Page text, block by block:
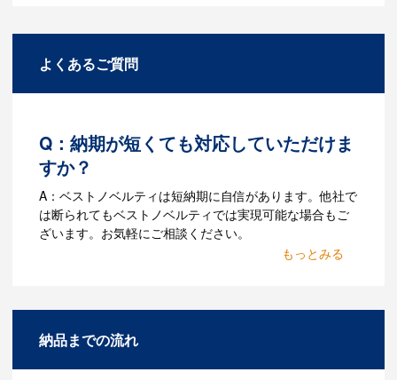
よくあるご質問
Q：納期が短くても対応していただけま
すか？
A：ベストノベルティは短納期に自信があります。他社で
は断られてもベストノベルティでは実現可能な場合もご
ざいます。お気軽にご相談ください。
があります。Adobe illustratorのaiファイ
納品までの流れ